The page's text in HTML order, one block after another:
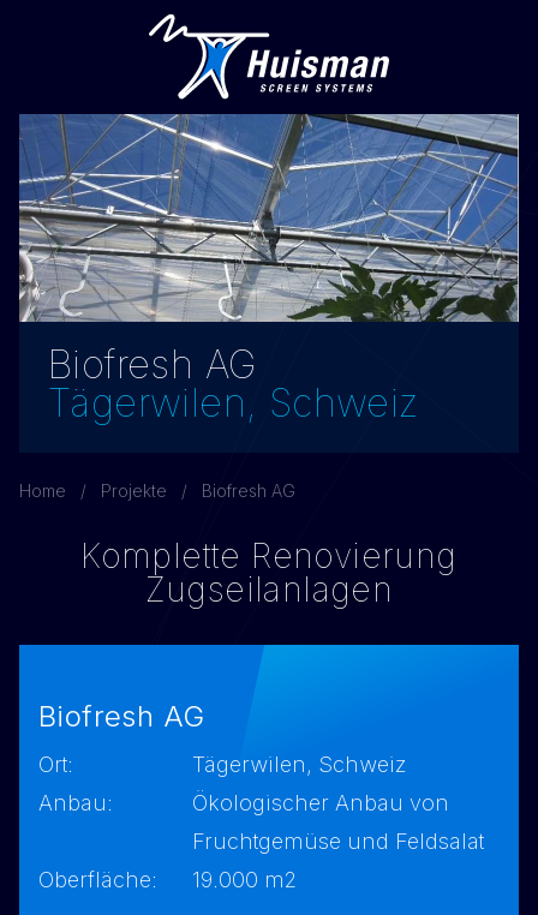
Biofresh AG
Tägerwilen, Schweiz
Home Projekte Biofresh AG
Komplette Renovierung
Zugseilanlagen
Biofresh AG
Ort:
Tägerwilen, Schweiz
Anbau:
Ökologischer Anbau von
Fruchtgemüse und Feldsalat
Oberfläche:
19.000 m2